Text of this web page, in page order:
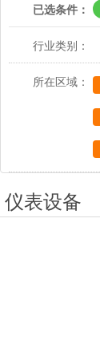
已选条件：
行业类别：
所在区域：
仪表设备